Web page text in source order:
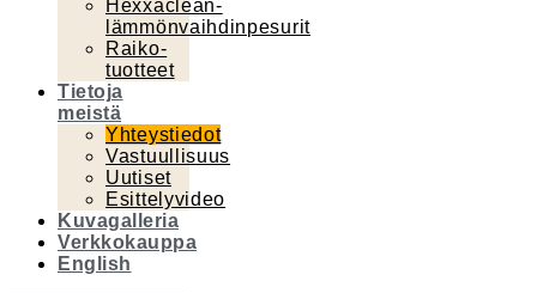
Hexxaclean-
lämmönvaihdinpesurit
Raiko-
tuotteet
Tietoja
meistä
Yhteystiedot
Vastuullisuus
Uutiset
Esittelyvideo
Kuvagalleria
Verkkokauppa
English